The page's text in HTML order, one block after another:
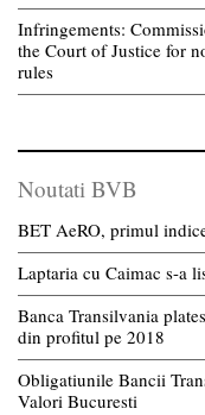
Infringements:
the Court of Justice for
rules
Noutati BVB
BET AeRO, primul
Laptaria cu Caimac s-a
Banca Transilvania
din profitul pe 2018
Obligatiunile Bancii
Valori Bucuresti